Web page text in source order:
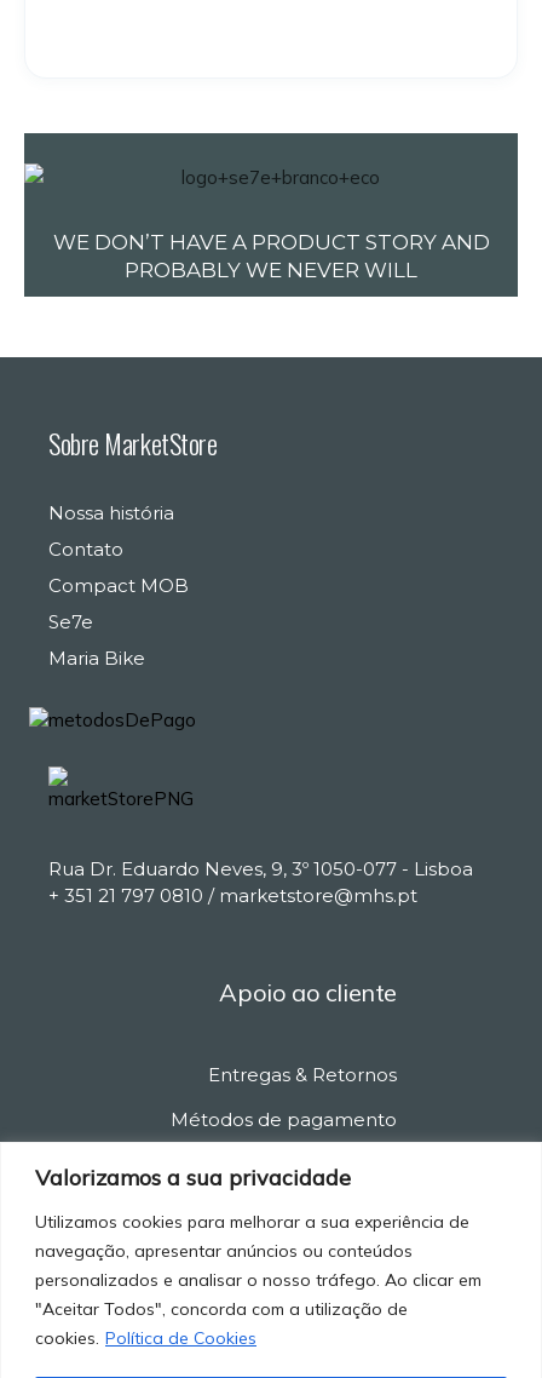
Valorizamos a sua privacidade
Utilizamos cookies para melhorar a sua experiência de
navegação, apresentar anúncios ou conteúdos
personalizados e analisar o nosso tráfego. Ao clicar em
"Aceitar Todos", concorda com a utilização de
cookies. Política de Cookies
WE DON’T HAVE A PRODUCT STORY AND
PROBABLY WE NEVER WILL
Sobre MarketStore
Nossa história
Contato
Compact MOB
Se7e
Maria Bike
Rua Dr. Eduardo Neves, 9, 3º 1050-077 - Lisboa
+ 351 21 797 0810 / marketstore@mhs.pt
Apoio ao cliente
Entregas & Retornos
Métodos de pagamento
Política de privacidade
Termos e condições